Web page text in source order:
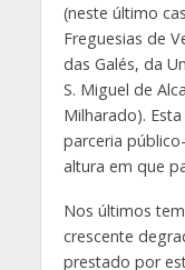
(neste último
Freguesias de
das Galés, da
S. Miguel de
Milharado).
parceria
altura em que
Nos últimos
crescente
prestado por